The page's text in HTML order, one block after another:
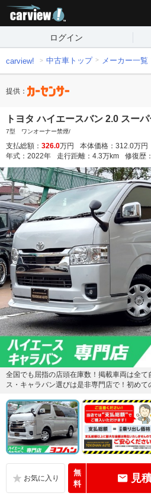
ログイン
carview! 中古車トップ メーカー一覧
提供：
トヨタ ハイエースバン 2.0 スー
7型 ワンオーナー禁煙/
支払総額： 326.0万円 本体価格： 312.0万円
年式： 2022年 走行距離： 4.3万km 修復歴：
全国でも屈指の店頭在庫数！掲載車両は全
ス・キャラバン選びは是非専門店で！初めて
無
料
見